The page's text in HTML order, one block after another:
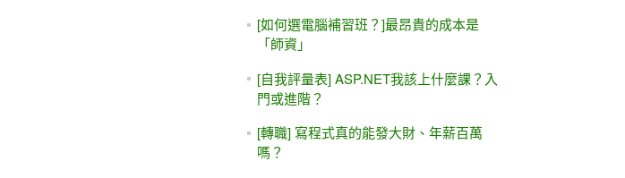
[如何選電腦補習班？]最昂貴的成本是
「師資」
[自我評量表] ASP.NET我該上什麼課？入
門或進階？
[轉職] 寫程式真的能發大財、年薪百萬
嗎？